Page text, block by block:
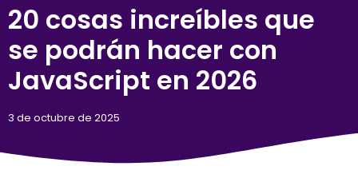
20 cosas increíbles que
se podrán hacer con
JavaScript en 2026
3 de octubre de 2025